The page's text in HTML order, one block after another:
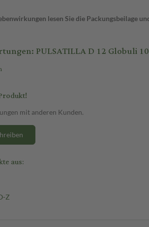
lesen Sie die Packungsbeilage
PULSATILLA D 12 Globuli
mit anderen Kunden.
aus:
Z